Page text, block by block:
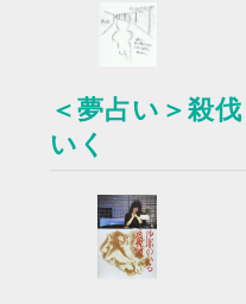
＜夢占い＞殺
いく